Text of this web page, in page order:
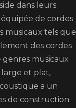
dans leurs
de cordes
musicaux tels que
des cordes
musicaux
large et plat,
a un
de construction